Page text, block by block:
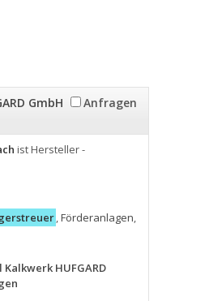
GmbH Anfragen
ist Hersteller -
,Förderanlagen,
HUFGARD